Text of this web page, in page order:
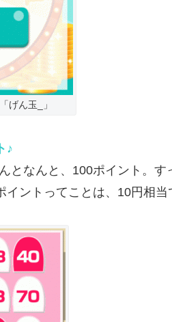
げん玉_」
♪
となんと、100ポイント。
ントってことは、10円相当